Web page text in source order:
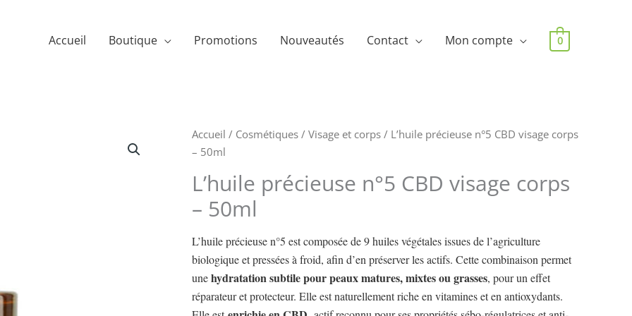
Accueil Boutique Promotions Nouveautés Contact Mon compte 0
Accueil / Cosmétiques / Visage et corps / L’huile précieuse n°5 CBD visage corps
– 50ml
L’huile précieuse n°5 CBD visage corps
– 50ml
L’huile précieuse n°5 est composée de 9 huiles végétales issues de l’agriculture
biologique et pressées à froid, afin d’en préserver les actifs. Cette combinaison permet
unehydratation subtilepour peaux matures, mixtes ou grasses, pour un effet
réparateur et protecteur. Elle est naturellement riche en vitamines et en antioxydants.